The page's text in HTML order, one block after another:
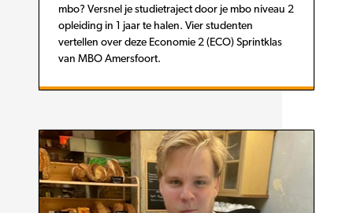
mbo? Versnel je studietraject door je mbo niveau 2
opleiding in 1 jaar te halen. Vier studenten
vertellen over deze Economie 2 (ECO) Sprintklas
van MBO Amersfoort.